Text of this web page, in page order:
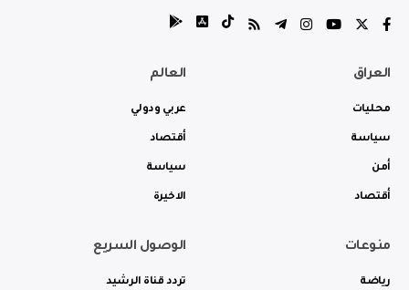
العراق
محليات
سياسة
أمن
أقتصاد
العالم
عربي ودولي
أقتصاد
سياسة
الاخيرة
منوعات
رياضة
الوصول السريع
تردد قناة الرشيد